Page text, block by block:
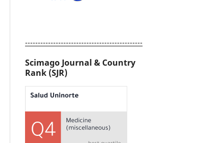
----------------------------------------------
Scimago Journal & Country
Rank (SJR)